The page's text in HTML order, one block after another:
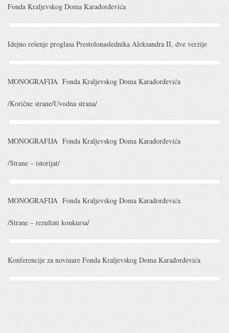
Fonda Kraljevskog Doma Karađorđevića
Idejno rešenje proglasa Prestolonaslednika Aleksandra II, dve verzije
MONOGRAFIJA Fonda Kraljevskog Doma Karađorđevića
/Korične strane/Uvodna strana/
MONOGRAFIJA Fonda Kraljevskog Doma Karađorđevića
/Strane – istorijat/
MONOGRAFIJA Fonda Kraljevskog Doma Karađorđevića
/Strane – rezultati konkursa/
Konferencije za novinare Fonda Kraljevskog Doma Karađorđevića